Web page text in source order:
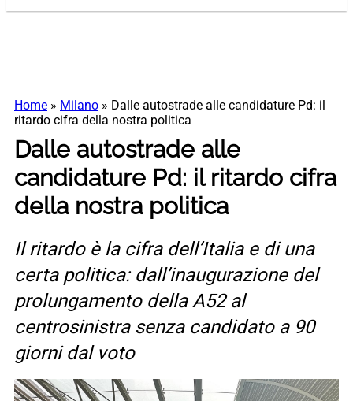
Home » Milano » Dalle autostrade alle candidature Pd: il
ritardo cifra della nostra politica
Dalle autostrade alle
candidature Pd: il ritardo cifra
della nostra politica
Il ritardo è la cifra dell’Italia e di una
certa politica: dall’inaugurazione del
prolungamento della A52 al
centrosinistra senza candidato a 90
giorni dal voto